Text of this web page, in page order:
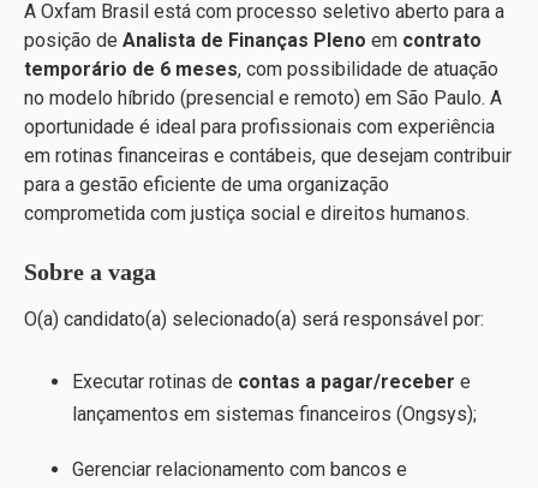
A Oxfam Brasil está com processo seletivo aberto para a
posição de Analista de Finanças Pleno em contrato
temporário de 6 meses, com possibilidade de atuação
no modelo híbrido (presencial e remoto) em São Paulo. A
oportunidade é ideal para profissionais com experiência
em rotinas financeiras e contábeis, que desejam contribuir
para a gestão eficiente de uma organização
comprometida com justiça social e direitos humanos.
Sobre a vaga
O(a) candidato(a) selecionado(a) será responsável por:
Executar rotinas de contas a pagar/receber e
lançamentos em sistemas financeiros (Ongsys);
Gerenciar relacionamento com bancos e